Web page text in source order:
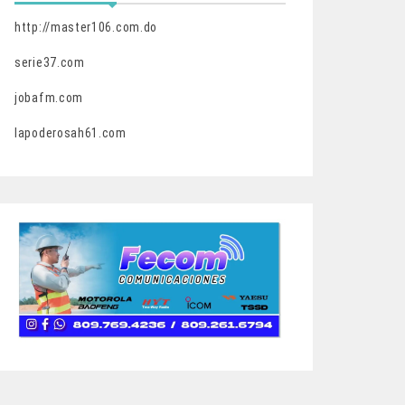
http://master106.com.do
serie37.com
jobafm.com
lapoderosah61.com